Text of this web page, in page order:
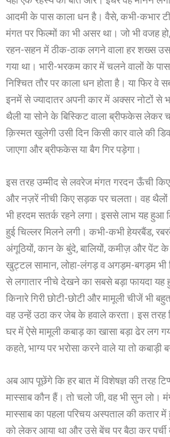
आदमी के पास काला धन है। वैसे, कभी-कभार
मंगत पर फिल्मों का भी असर था। जो भी वजह
रहन-सहन में ठीक-ठाक लगने वाला हर शख्स
गया था। भारी-भरकम कार में चलने वालों के
निश्चित तौर पर काला धन होता है। या फिर
इनमें से ज्यादातर अपनी कार में अक्सर नोटों से
थैली या सोने के बिस्किट वाला ब्रीफकेस
क़िस्मत खुलेगी उसी दिन किसी कार वाले की
जाएगा और ब्रीफकेस या बैग गिर पड़ेगा।
इस तरह उम्मीद से लवरेज मंगत गरदन ऊँची किए
और नज़रें नीची किए सड़क पर चलता। वह थैलों
भी हरदम सतर्क रहने लगा। इससे लाभ यह हुआ
हुई चिल्लर मिलने लगी। कभी-कभी हेयरबैंड,
अंगूठियों, कान के बुंदे, बालियों, कमीज़ और पेंट
खुट्टल सामान, लोहा-लंगड़ व अगड़म-बगड़म भी
से लगातार नीचे देखने का सबसे बड़ा फायदा
किनारे गिरी छोटी-छोटी और मामूली चीजें भी
वह उन्हें उठा कर जेब के हवाले करता। इस तरह
घर में ऐसे मामूली कबाड़ का खासा बड़ा ढेर लग
कहते, भाग्य पर भरोसा करने वाले या तो कबाड़ी
अब आप पूछेंगे कि हर बात में विशेषज्ञ की तरह
मास्साब कौन हैं। तो चलो जी, वह भी सुन लो।
मास्साब का पहला परिचय अस्पताल की कतार
को लेकर आया था और उसे बेंच पर बैठा कर